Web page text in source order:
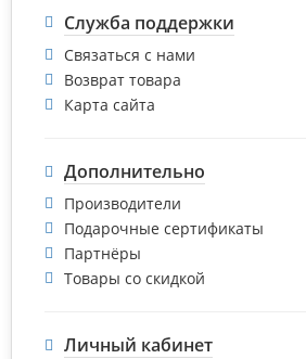
Служба поддержки
Связаться с нами
Возврат товара
Карта сайта
Дополнительно
Производители
Подарочные сертификаты
Партнёры
Товары со скидкой
Личный кабинет